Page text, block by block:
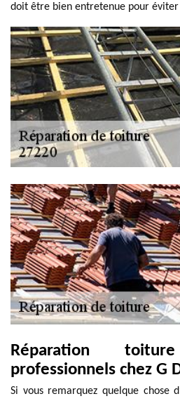
doit être bien entretenue pour
Réparation
professionnels chez G
Si vous remarquez quelque chose